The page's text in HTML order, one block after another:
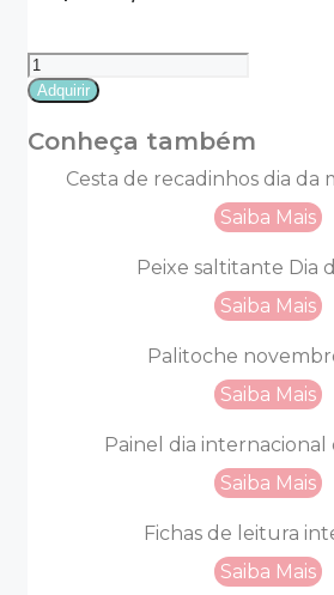
Pílulas
da
gratidão:
para
professores
quantidade
Adquirir
Conheça também
Cesta de recadinhos dia da
Saiba Mais
Peixe saltitante Dia
Saiba Mais
Palitoche
Saiba Mais
Painel dia
Saiba Mais
Fichas de leitura
Saiba Mais